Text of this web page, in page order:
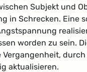
Subjekt und
in Schrecken. Eine
worden zu sein.
aktualisieren.